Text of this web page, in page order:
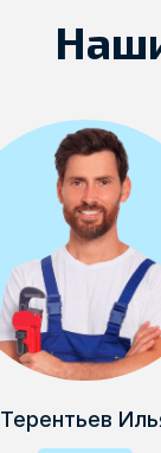
Терентьев